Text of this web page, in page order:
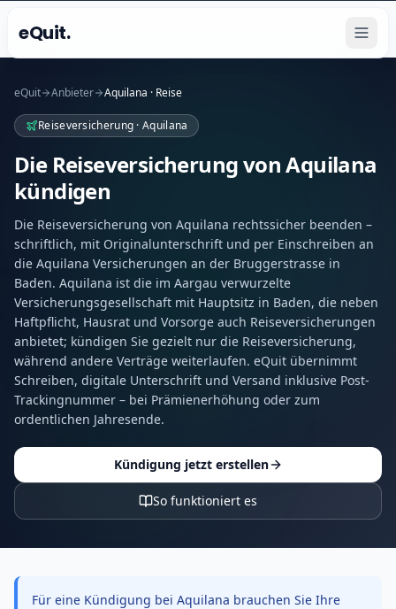
eQuit.
eQuit Anbieter Aquilana · Reise
Reiseversicherung · Aquilana
Die Reiseversicherung von Aquilana
kündigen
Die Reiseversicherung von Aquilana rechtssicher beenden –
schriftlich, mit Originalunterschrift und per Einschreiben an
die Aquilana Versicherungen an der Bruggerstrasse in
Baden. Aquilana ist die im Aargau verwurzelte
Versicherungsgesellschaft mit Hauptsitz in Baden, die neben
Haftpflicht, Hausrat und Vorsorge auch Reiseversicherungen
anbietet; kündigen Sie gezielt nur die Reiseversicherung,
während andere Verträge weiterlaufen. eQuit übernimmt
Schreiben, digitale Unterschrift und Versand inklusive Post-
Trackingnummer – bei Prämienerhöhung oder zum
ordentlichen Jahresende.
Kündigung jetzt erstellen
So funktioniert es
Für eine Kündigung bei Aquilana brauchen Sie Ihre